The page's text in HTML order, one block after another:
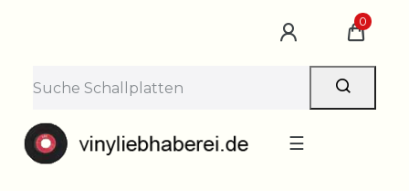
Lieferpause vom 10. bis 29.
Bestellungen nehmen wir gerne entgegen —
der Versand startet wieder ab Montag, 31.
0
☰